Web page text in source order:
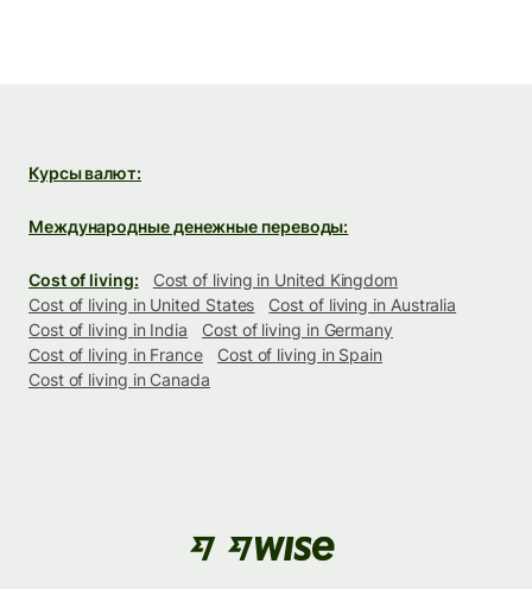
Курсы валют:
Международные денежные переводы:
Cost of living:
Cost of living in United Kingdom
Cost of living in United States
Cost of living in Australia
Cost of living in India
Cost of living in Germany
Cost of living in France
Cost of living in Spain
Cost of living in Canada